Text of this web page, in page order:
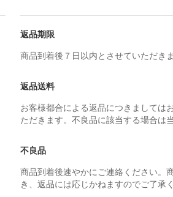
返品期限
商品到着後７日以内とさせていただきま
返品送料
お客様都合による返品につきましては
ただきます。不良品に該当する場合は
不良品
商品到着後速やかにご連絡ください。
き、返品には応じかねますのでご了承